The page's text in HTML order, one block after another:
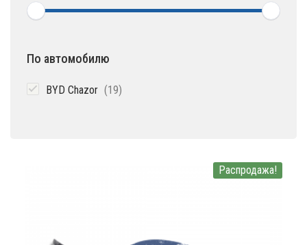
По автомобилю
BYD Chazor 1919
Распродажа!